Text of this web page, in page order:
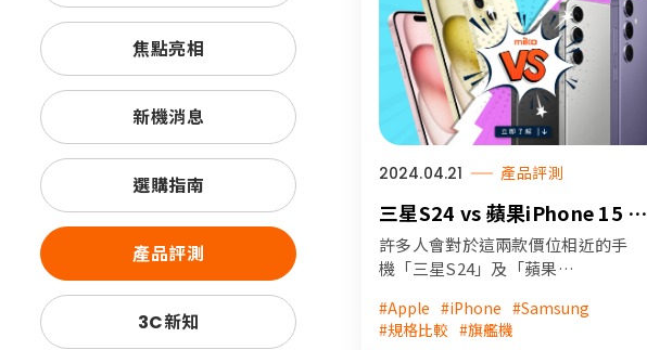
焦點亮相
新機消息
選購指南
產品評測
3C新知
2024.04.21 產品評測
三星S24 vs 蘋果iPhone 15 怎
麼選？本篇整理詳細規格介紹，
米可教你看！
許多人會對於這兩款價位相近的手
機「三星S24」及「蘋果
理了這兩款手機的規格詳細內容，
幫助您挑選適合自己的手機，請繼
#Apple #iPhone #Samsung
#規格比較 #旗艦機